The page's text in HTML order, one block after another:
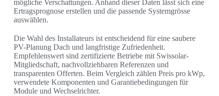
mögliche Verschattungen. Anhand dieser Daten lässt sich eine
Ertragsprognose erstellen und die passende Systemgrösse
auswählen.
Die Wahl des Installateurs ist entscheidend für eine saubere
PV-Planung Dach und langfristige Zufriedenheit.
Empfehlenswert sind zertifizierte Betriebe mit Swissolar-
Mitgliedschaft, nachvollziehbaren Referenzen und
transparenten Offerten. Beim Vergleich zählen Preis pro kWp,
verwendete Komponenten und Garantiebedingungen für
Module und Wechselrichter.